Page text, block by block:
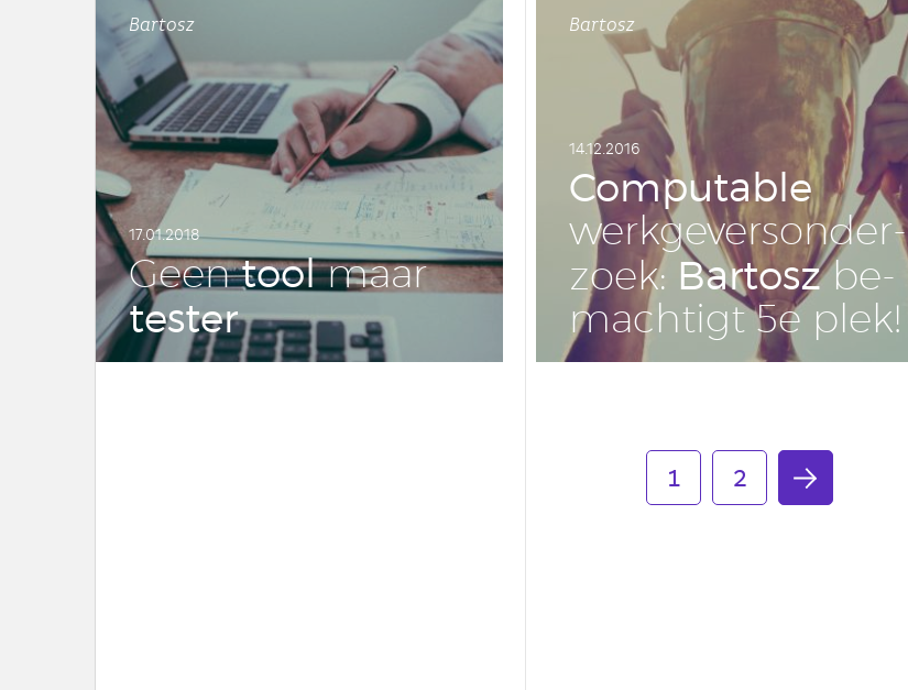
Bartosz
17.01.2018
Geentoolmaar
tester
Bartosz
14.12.2016
Com­pu­ta­ble
werk­ge­vers­on­der­
zoek: Bartoszbe­
mach­tigt 5e plek!
1 2